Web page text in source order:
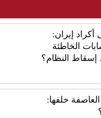
إيران:
الخاطئة
النظام؟
خلفها: